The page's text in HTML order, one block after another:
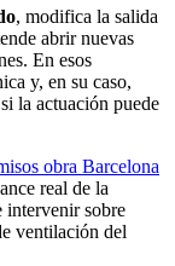
, modifica la salida
abrir nuevas
En esos
y, en su caso,
la actuación puede
obra Barcelona
real de la
intervenir sobre
ventilación del